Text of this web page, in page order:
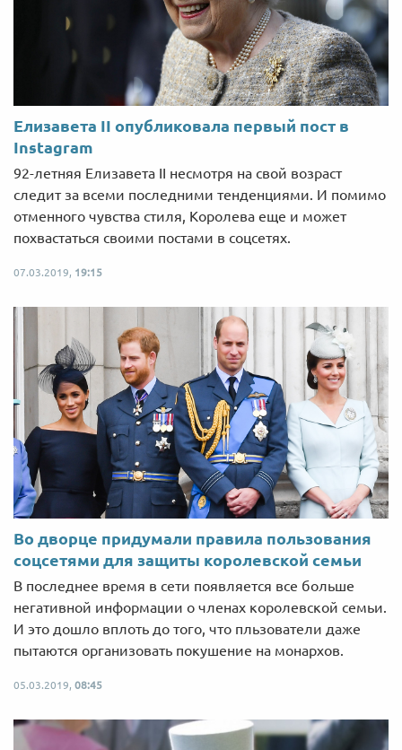
Елизавета II опубликовала первый пост в
Instagram
92-летняя Елизавета II несмотря на свой возраст
следит за всеми последними тенденциями. И помимо
отменного чувства стиля, Королева еще и может
похвастаться своими постами в соцсетях.
07.03.2019, 19:15
Во дворце придумали правила пользования
соцсетями для защиты королевской семьи
В последнее время в сети появляется все больше
негативной информации о членах королевской семьи.
И это дошло вплоть до того, что пльзователи даже
пытаются организовать покушение на монархов.
05.03.2019, 08:45